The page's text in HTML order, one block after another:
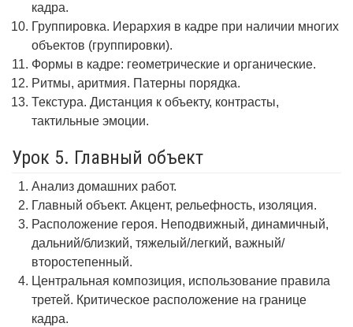
кадра.
Группировка. Иерархия в кадре при наличии многих
объектов (группировки).
Формы в кадре: геометрические и органические.
Ритмы, аритмия. Патерны порядка.
Текстура. Дистанция к объекту, контрасты,
тактильные эмоции.
Урок 5. Главный объект
Анализ домашних работ.
Главный объект. Акцент, рельефность, изоляция.
Расположение героя. Неподвижный, динамичный,
дальний/близкий, тяжелый/легкий, важный/
второстепенный.
Центральная композиция, использование правила
третей. Критическое расположение на границе
кадра.